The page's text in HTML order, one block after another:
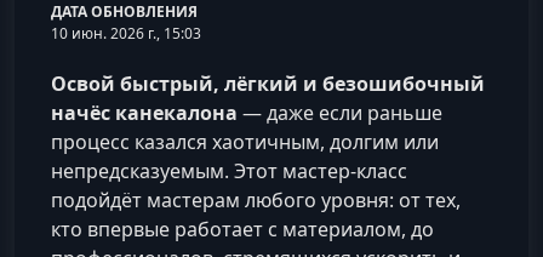
ДАТА ОБНОВЛЕНИЯ
10 июн. 2026 г., 15:03
Освой быстрый, лёгкий и безошибочный
начёс канекалона — даже если раньше
процесс казался хаотичным, долгим или
непредсказуемым. Этот мастер-класс
подойдёт мастерам любого уровня: от тех,
кто впервые работает с материалом, до